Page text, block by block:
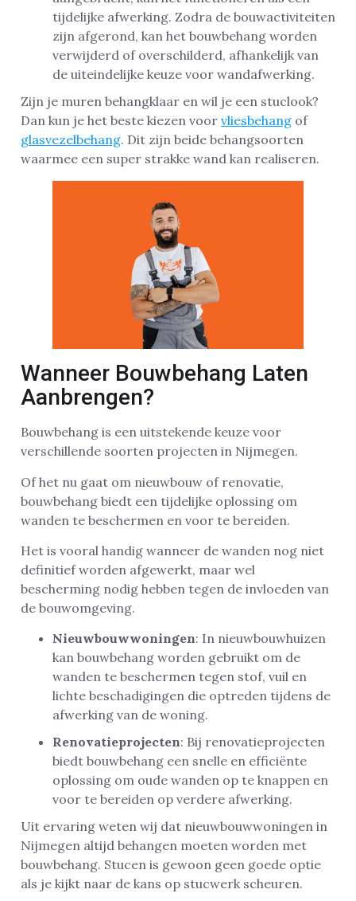
tijdelijke afwerking. Zodra de bouwactiviteiten
zijn afgerond, kan het bouwbehang worden
verwijderd of overschilderd, afhankelijk van
de uiteindelijke keuze voor wandafwerking.
Zijn je muren behangklaar en wil je een stuclook?
Dan kun je het beste kiezen voor vliesbehang of
glasvezelbehang. Dit zijn beide behangsoorten
waarmee een super strakke wand kan realiseren.
Wanneer Bouwbehang Laten
Aanbrengen?
Bouwbehang is een uitstekende keuze voor
verschillende soorten projecten in Nijmegen.
Of het nu gaat om nieuwbouw of renovatie,
bouwbehang biedt een tijdelijke oplossing om
wanden te beschermen en voor te bereiden.
Het is vooral handig wanneer de wanden nog niet
definitief worden afgewerkt, maar wel
bescherming nodig hebben tegen de invloeden van
de bouwomgeving.
Nieuwbouwwoningen: In nieuwbouwhuizen
kan bouwbehang worden gebruikt om de
wanden te beschermen tegen stof, vuil en
lichte beschadigingen die optreden tijdens de
afwerking van de woning.
Renovatieprojecten: Bij renovatieprojecten
biedt bouwbehang een snelle en efficiënte
oplossing om oude wanden op te knappen en
voor te bereiden op verdere afwerking.
Uit ervaring weten wij dat nieuwbouwwoningen in
Nijmegen altijd behangen moeten worden met
bouwbehang. Stucen is gewoon geen goede optie
als je kijkt naar de kans op stucwerk scheuren.